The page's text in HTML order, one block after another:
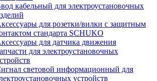
кабельный для электроустановочных
для розетки/вилки с защитным
стандарта SCHUKO
для датчика движения
для электроустановочных
световой информационный для
устройств